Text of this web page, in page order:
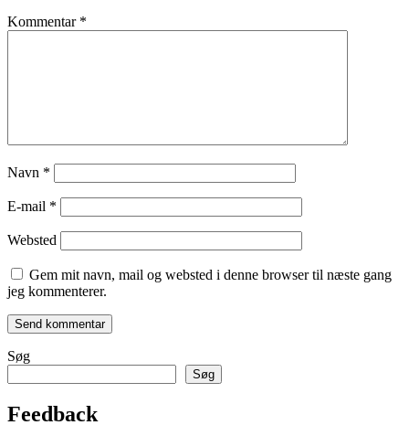
Kommentar *
Navn *
E-mail *
Websted
Gem mit navn, mail og websted i denne browser til næste gang
jeg kommenterer.
Søg
Søg
Feedback